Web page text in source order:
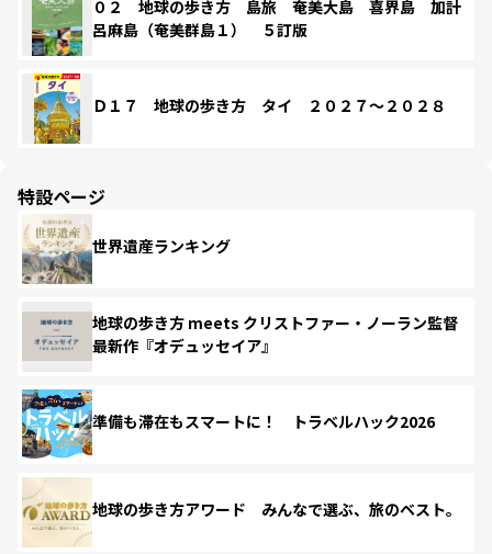
０２ 地球の歩き方 島旅 奄美大島 喜界島 加計
呂麻島（奄美群島１） ５訂版
Ｄ１７ 地球の歩き方 タイ ２０２７～２０２８
特設ページ
世界遺産ランキング
地球の歩き方 meets クリストファー・ノーラン監督
最新作『オデュッセイア』
準備も滞在もスマートに！ トラベルハック2026
地球の歩き方アワード みんなで選ぶ、旅のベスト。